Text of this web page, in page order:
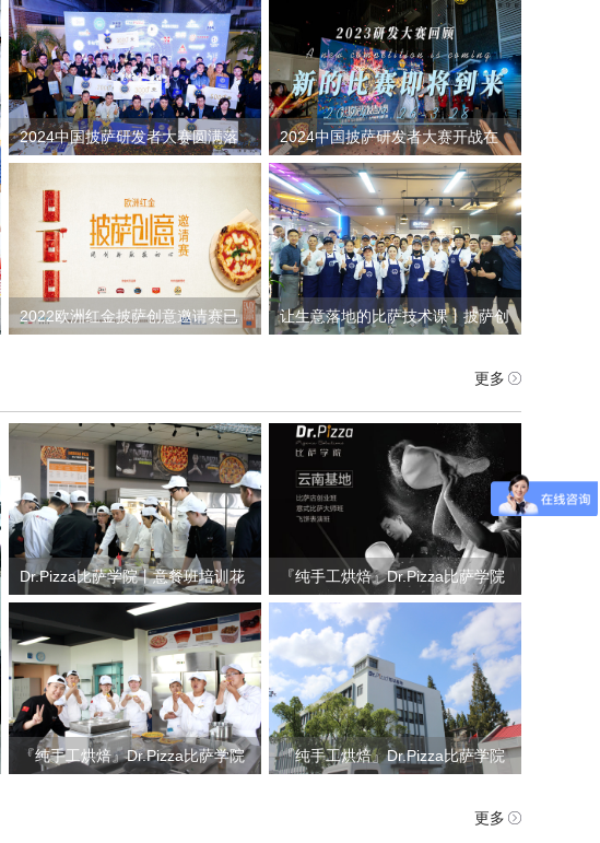
2024中国披萨研发者大赛圆满落 2024中国披萨研发者大赛开战在
即！3天后，我们上海见！
2022欧洲红金披萨创意邀请赛已 让生意落地的比萨技术课丨披萨创
更多
Dr.Pizza比萨学院丨意餐班培训花
絮
『纯手工烘焙』Dr.Pizza比萨学院
の二零一七丨昆明篇
『纯手工烘焙』Dr.Pizza比萨学院 『纯手工烘焙』Dr.Pizza比萨学院
更多